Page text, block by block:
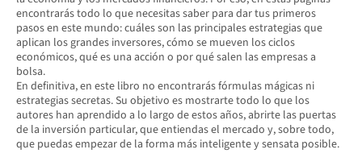
encontrarás todo lo que necesitas saber para dar tus primeros
pasos en este mundo: cuáles son las principales estrategias que
aplican los grandes inversores, cómo se mueven los ciclos
económicos, qué es una acción o por qué salen las empresas a
bolsa.
En definitiva, en este libro no encontrarás fórmulas mágicas ni
estrategias secretas. Su objetivo es mostrarte todo lo que los
autores han aprendido a lo largo de estos años, abrirte las puertas
de la inversión particular, que entiendas el mercado y, sobre todo,
que puedas empezar de la forma más inteligente y sensata posible.